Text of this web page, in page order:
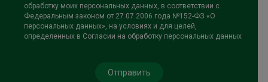
обработку моих персональных данных, в соответствии с
Федеральным законом от 27.07.2006 года №152-ФЗ «О
персональных данных», на условиях и для целей,
определенных в Согласии на обработку персональных данных